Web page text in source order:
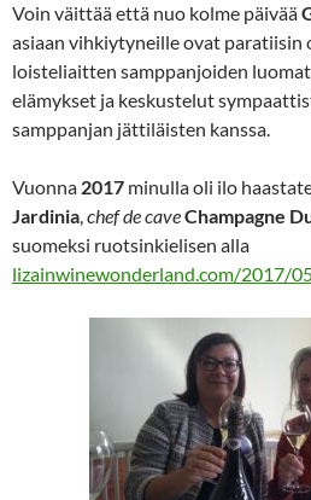
Voin väittää että nuo kolme päivää
asiaan vihkiytyneille ovat paratiisin
loisteliaitten samppanjoiden
elämykset ja keskustelut
samppanjan jättiläisten kanssa.
Vuonna 2017 minulla oli ilo
Jardinia,chef de caveChampagne
suomeksi ruotsinkielisen alla
lizainwinewonderland.com/2017/